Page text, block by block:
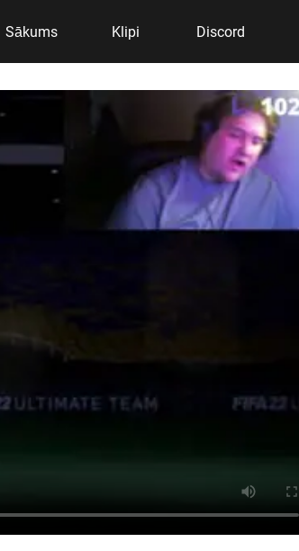
Sākums Klipi Discord